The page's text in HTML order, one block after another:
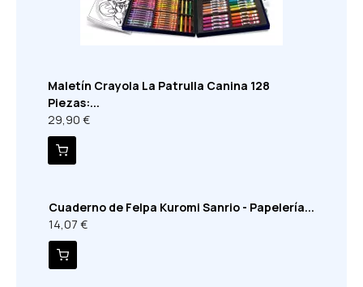
Maletín Crayola La Patrulla Canina 128
Piezas:...
29,90 €
Cuaderno de Felpa Kuromi Sanrio - Papelería...
14,07 €